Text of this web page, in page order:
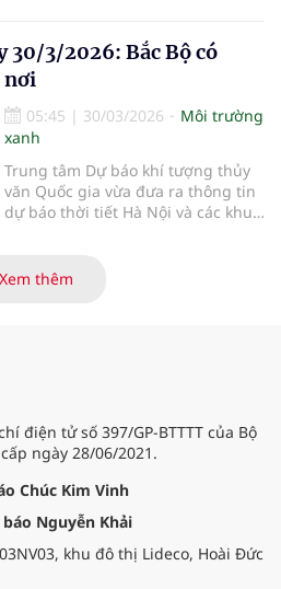
30/3/2026: Bắc Bộ có
nơi
05:45 | 30/03/2026
Môi trường
xanh
Trung tâm Dự báo khí tượng thủy
văn Quốc gia vừa đưa ra thông tin
dự báo thời tiết Hà Nội và các khu
Xem thêm
điện tử số 397/GP-BTTTT của Bộ
ngày 28/06/2021.
Chúc Kim Vinh
báo Nguyễn Khải
khu đô thị Lideco, Hoài Đức